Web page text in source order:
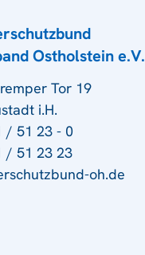
Ostholstein e.V.
Tor 19
i.H.
/ 51 23 - 0
/ 51 23 23
oh.de